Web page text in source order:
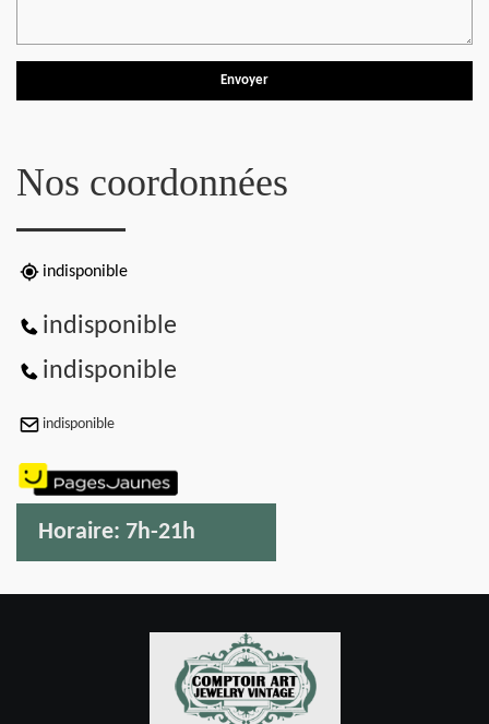
Nos coordonnées
indisponible
indisponible
indisponible
indisponible
Horaire: 7h-21h